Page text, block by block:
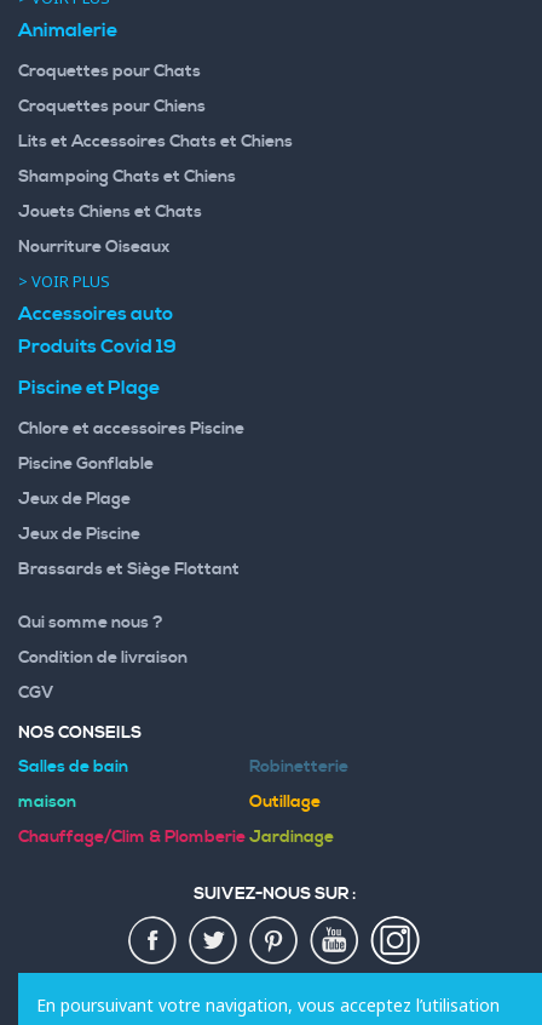
Animalerie
Croquettes pour Chats
Croquettes pour Chiens
Lits et Accessoires Chats et Chiens
Shampoing Chats et Chiens
Jouets Chiens et Chats
Nourriture Oiseaux
> VOIR PLUS
Accessoires auto
Produits Covid 19
Piscine et Plage
Chlore et accessoires Piscine
Piscine Gonflable
Jeux de Plage
Jeux de Piscine
Brassards et Siège Flottant
Qui somme nous ?
Condition de livraison
CGV
NOS CONSEILS
Salles de bain
Robinetterie
maison
Outillage
Chauffage/Clim & PlomberieJardinage
SUIVEZ-NOUS SUR :
MODES DE PAIEMENT :
En poursuivant votre navigation, vous acceptez l’utilisation